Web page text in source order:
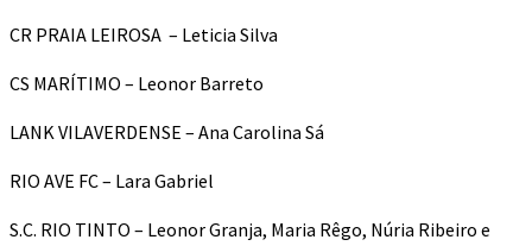
CR PRAIA LEIROSA – Leticia Silva
CS MARÍTIMO – Leonor Barreto
LANK VILAVERDENSE – Ana Carolina Sá
RIO AVE FC – Lara Gabriel
S.C. RIO TINTO – Leonor Granja, Maria Rêgo, Núria Ribeiro e